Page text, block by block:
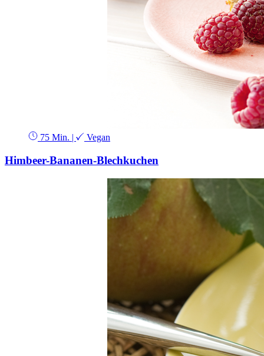
75 Min. | Vegan
Himbeer-Bananen-Blechkuchen